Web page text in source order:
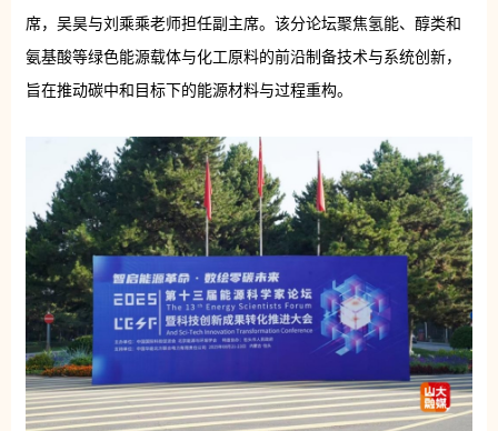
席，吴昊与刘乘乘老师担任副主席。该分论坛聚焦氢能、醇类和
氨基酸等绿色能源载体与化工原料的前沿制备技术与系统创新，
旨在推动碳中和目标下的能源材料与过程重构。